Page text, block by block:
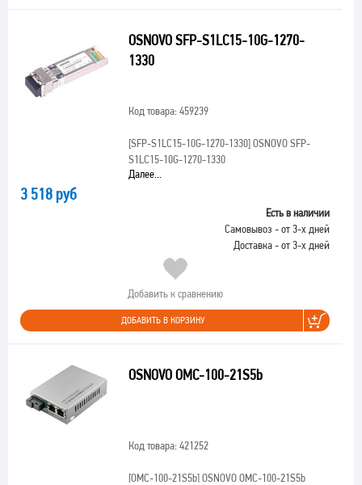
OSNOVO SFP-S1LC15-10G-1270-
1330
Код товара: 459239
[SFP-S1LC15-10G-1270-1330]OSNOVO SFP-
S1LC15-10G-1270-1330
Далее...
3 518 руб
Есть в наличии
Самовывоз - от 3-х дней
Доставка - от 3-х дней
Добавить к сравнению
ДОБАВИТЬ В КОРЗИНУ
OSNOVO OMC-100-21S5b
Код товара: 421252
[OMC-100-21S5b]OSNOVO OMC-100-21S5b